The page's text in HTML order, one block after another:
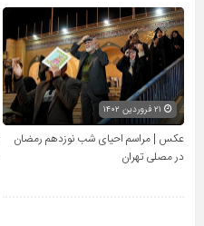
عکس | مراسم احیای شب نوزدهم رمضان
در مصلی تهران